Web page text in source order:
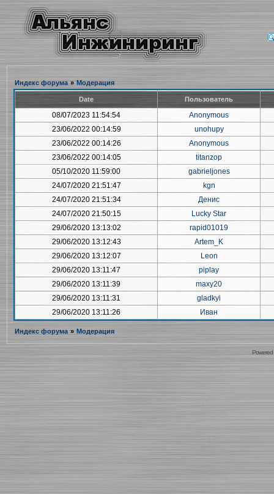
Индекс форума » Модерация
Date Пользователь
08/07/2023 11:54:54
Anonymous
23/06/2022 00:14:59
unohupy
23/06/2022 00:14:26
Anonymous
23/06/2022 00:14:05
titanzop
05/10/2020 11:59:00
gabrieljones
24/07/2020 21:51:47
kgn
24/07/2020 21:51:34
Денис
24/07/2020 21:50:15
Lucky Star
29/06/2020 13:13:02
rapid01019
29/06/2020 13:12:43
Artem_K
29/06/2020 13:12:07
Leon
29/06/2020 13:11:47
piplay
29/06/2020 13:11:39
maxy20
29/06/2020 13:11:31
gladkyi
29/06/2020 13:11:26
Иван
Индекс форума » Модерация